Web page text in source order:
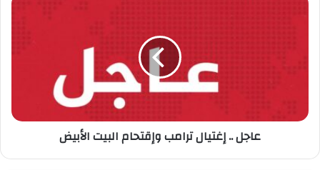
عاجل .. إغتيال ترامب وإقتحام البيت الأبيض